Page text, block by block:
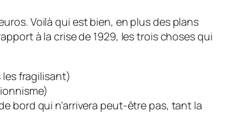
Voilà qui est bien, en plus des plans
à la crise de 1929, les trois choses qui
fragilisant)
bord qui n’arrivera peut-être pas, tant la